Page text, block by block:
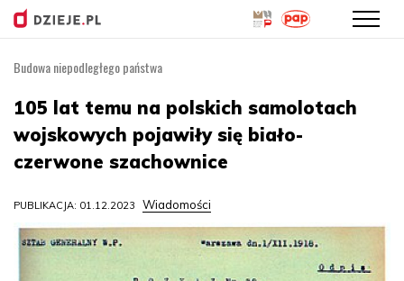
treści
Budowa niepodległego państwa
105 lat temu na polskich samolotach
wojskowych pojawiły się biało-
czerwone szachownice
PUBLIKACJA: 01.12.2023 Wiadomości